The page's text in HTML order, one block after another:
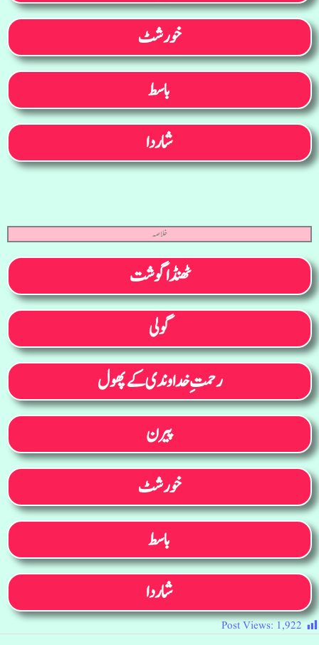
خورشٹ
باسط
شاردا
خلاصہ
ٹھنڈا گوشت
گولی
رحمتِ خداوندی کے پھول
پیرن
خورشٹ
باسط
شاردا
Post Views: 1,922